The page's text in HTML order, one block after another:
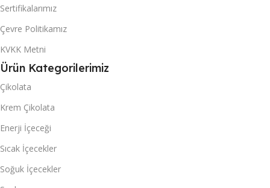
KUTU & (POŞET) İÇI ADET
24
Sertifikalarımız
Çevre Politikamız
KVKK Metni
Ürün Kategorilerimiz
Çikolata
Krem Çikolata
Enerji İçeceği
Sıcak İçecekler
Soğuk İçecekler